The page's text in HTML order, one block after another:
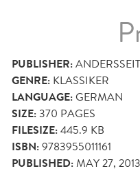
PUBLISHER:
GENRE: KLASSIKER
LANGUAGE:GERMAN
SIZE:370 PAGES
FILESIZE:445.9 KB
ISBN:9783955011161
PUBLISHED:MAY 27, 2013